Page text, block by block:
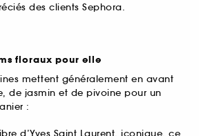
des clients Sephora.
floraux pour elle
mettent généralement en avant
de jasmin et de pivoine pour un
: